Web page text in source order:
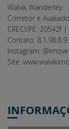
Walvik Wanderley
Corretor e
CRECI/PE: 20542f |
Contato:
Instagram:
Site: